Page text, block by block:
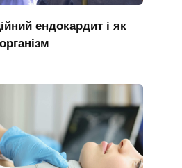
ендокардит і як